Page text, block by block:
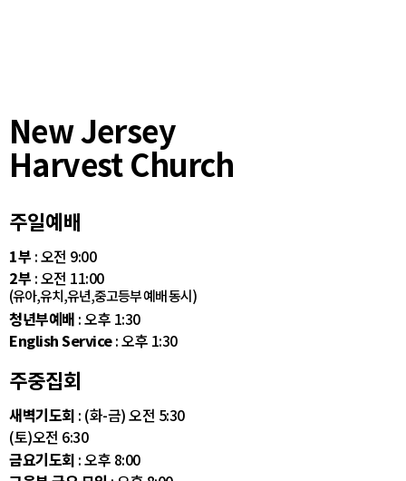
New Jersey
Harvest Church
주일예배
1부 : 오전 9:00
2부 : 오전 11:00
(유아,유치,유년,중고등부 예배 동시)
청년부예배 : 오후 1:30
English Service: 오후 1:30
주중집회
새벽기도회 : (화-금) 오전 5:30
(토)오전 6:30
금요기도회 : 오후 8:00